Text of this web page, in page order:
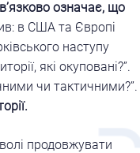
означає, що
в США та Європі
наступу
які окуповані?”.
чи тактичними?”.
продовжувати